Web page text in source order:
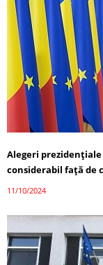
Alegeri prezidențiale
considerabil față de
11/10/2024